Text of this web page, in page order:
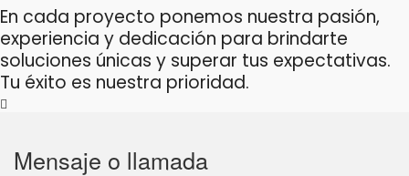
En cada proyecto ponemos nuestra pasión,
experiencia y dedicación para brindarte
soluciones únicas y superar tus expectativas.
Tu éxito es nuestra prioridad.
Mensaje o llamada